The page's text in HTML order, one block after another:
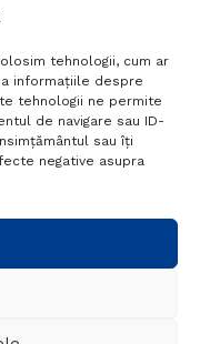
tehnologii, cum ar
informațiile despre
tehnologii ne permite
de navigare sau ID-
sau îți
negative asupra
194